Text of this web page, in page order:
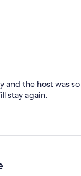
and the host was
stay again.